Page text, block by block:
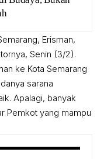
Erisman,
Senin (3/2).
ke Kota Semarang
sarana
Apalagi, banyak
Pemkot yang mampu